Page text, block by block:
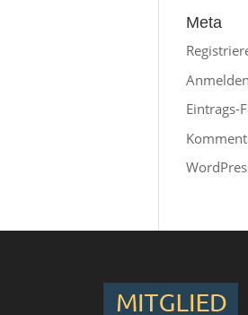
Meta
Anmelden
Eintrags-